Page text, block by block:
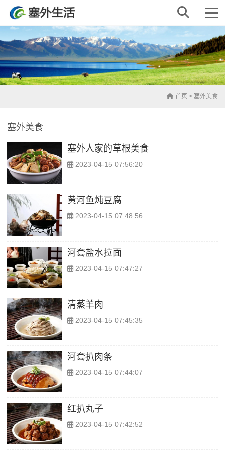
首页 > 塞外美食
塞外美食
塞外人家的草根美食
2023-04-15 07:56:20
黄河鱼炖豆腐
2023-04-15 07:48:56
河套盐水拉面
2023-04-15 07:47:27
清蒸羊肉
2023-04-15 07:45:35
河套扒肉条
2023-04-15 07:44:07
红扒丸子
2023-04-15 07:42:52